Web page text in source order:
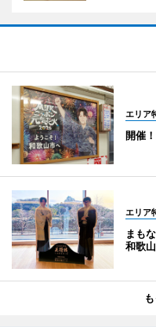
エリア
開催
エリア
まも
和歌